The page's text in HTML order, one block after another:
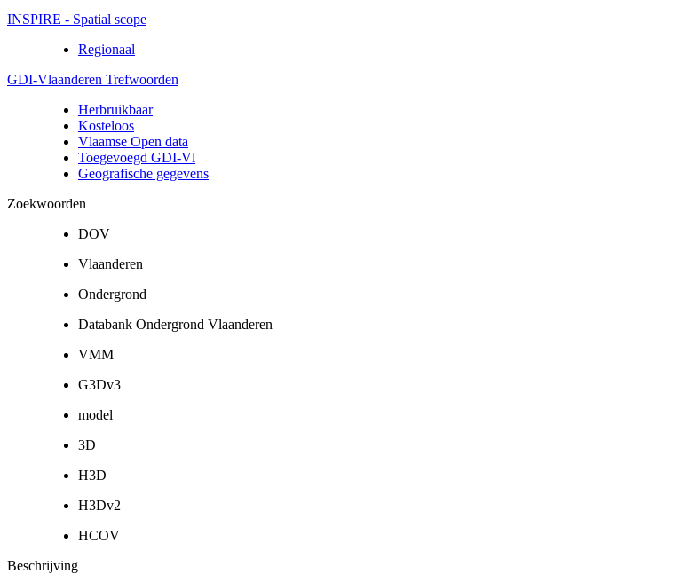
INSPIRE - Spatial scope
Regionaal
GDI-Vlaanderen Trefwoorden
Herbruikbaar
Kosteloos
Vlaamse Open data
Toegevoegd GDI-Vl
Geografische gegevens
Zoekwoorden
DOV
Vlaanderen
Ondergrond
Databank Ondergrond Vlaanderen
VMM
G3Dv3
model
3D
H3D
H3Dv2
HCOV
Beschrijving